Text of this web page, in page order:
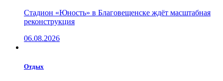
Стадион «Юность» в Благовещенске ждёт масштабная
реконструкция
06.08.2026
Отдых